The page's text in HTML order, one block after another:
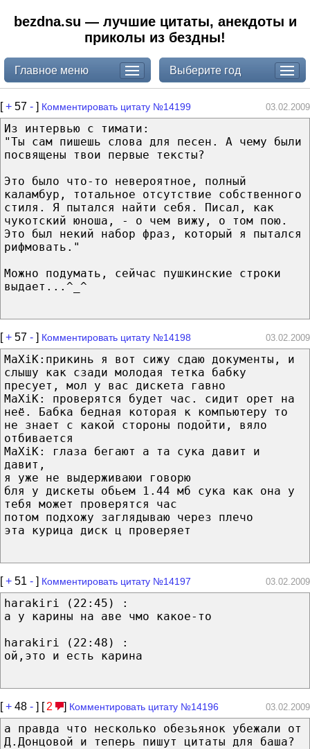
bezdna.su — лучшие цитаты, анекдоты и
приколы из бездны!
Главное меню Выберите год
[+ 57 - ] Комментировать цитату №14199 03.02.2009
Из интервью с тимати:
"Ты сам пишешь слова для песен. А чему были
посвящены твои первые тексты?
Это было что-то невероятное, полный
каламбур, тотальное отсутствие собственного
стиля. Я пытался найти себя. Писал, как
чукотский юноша, - о чем вижу, о том пою.
Это был некий набор фраз, который я пытался
рифмовать."
Можно подумать, сейчас пушкинские строки
выдает...^_^
[+ 57 - ] Комментировать цитату №14198 03.02.2009
MaXiK:прикинь я вот сижу сдаю документы, и
слышу как сзади молодая тетка бабку
пресует, мол у вас дискета гавно
MaXiK: проверятся будет час. сидит орет на
неё. Бабка бедная которая к компьютеру то
не знает с какой стороны подойти, вяло
отбивается
MaXiK: глаза бегают а та сука давит и
давит,
я уже не выдерживаюи говорю
бля у дискеты обьем 1.44 мб сука как она у
тебя может проверятся час
потом подхожу заглядываю через плечо
эта курица диск ц проверяет
[+ 51 - ] Комментировать цитату №14197 03.02.2009
harakiri (22:45) :
а у карины на аве чмо какое-то
harakiri (22:48) :
ой,это и есть карина
[+ 48 - ] [ 2 ] Комментировать цитату №14196 03.02.2009
а правда что несколько обезьянок убежали от
Д.Донцовой и теперь пишут цитаты для баша?